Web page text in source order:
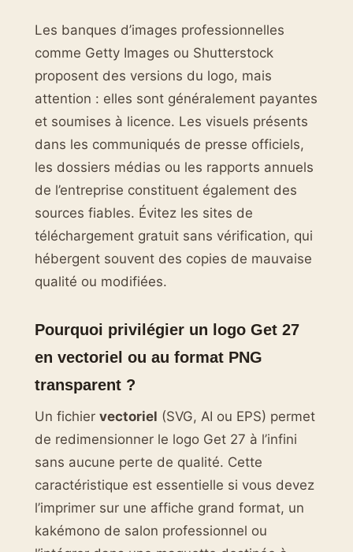
Les banques d’images professionnelles
comme Getty Images ou Shutterstock
proposent des versions du logo, mais
attention : elles sont généralement payantes
et soumises à licence. Les visuels présents
dans les communiqués de presse officiels,
les dossiers médias ou les rapports annuels
de l’entreprise constituent également des
sources fiables. Évitez les sites de
téléchargement gratuit sans vérification, qui
hébergent souvent des copies de mauvaise
qualité ou modifiées.
Pourquoi privilégier un logo Get 27
en vectoriel ou au format PNG
transparent ?
Un fichier vectoriel (SVG, AI ou EPS) permet
de redimensionner le logo Get 27 à l’infini
sans aucune perte de qualité. Cette
caractéristique est essentielle si vous devez
l’imprimer sur une affiche grand format, un
kakémono de salon professionnel ou